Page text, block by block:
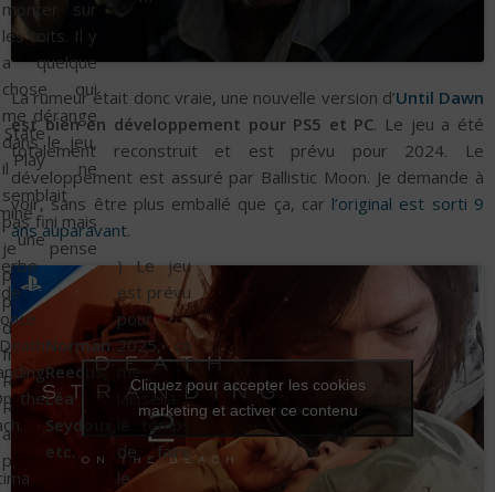
monter sur
les toits. Il y
a quelque
chose qui
me dérange
dans le jeu,
il ne
semblait
pas fini mais
je pense
plus à des
problèmes
de
framerate.
Rise of the
Ronin est lui
aussi prévu
pour le
La rumeur était donc vraie, une nouvelle version d’Until Dawn
est bien en développement pour PS5 et PC. Le jeu a été
totalement reconstruit et est prévu pour 2024. Le
développement est assuré par Ballistic Moon. Je demande à
voir, sans être plus emballé que ça, car l’original est sorti 9
ans auparavant.
une
the
Norman
Reedus,
Léa
Seydoux,
etc.
) Le jeu
est prévu
pour
2025, ça
me
laissera
le temps
de faire
le
Cliquez pour accepter les cookies
marketing et activer ce contenu